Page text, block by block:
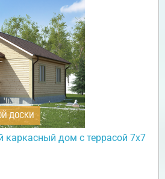
ДОСКИ
дом с террасой 7х7